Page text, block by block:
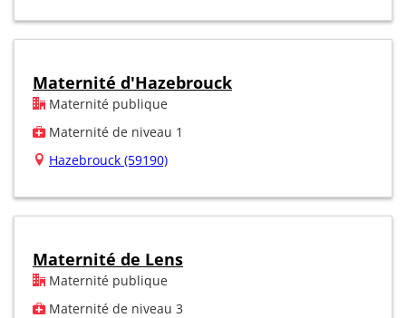
Maternité d'Hazebrouck
Maternité publique
Maternité de niveau 1
Hazebrouck (59190)
Maternité de Lens
Maternité publique
Maternité de niveau 3